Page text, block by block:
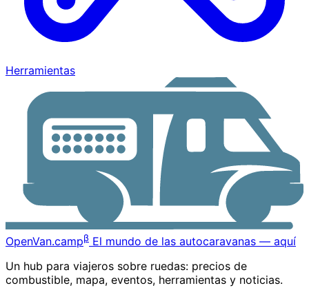
Herramientas
OpenVan.campβ El mundo de las autocaravanas — aquí
Un hub para viajeros sobre ruedas: precios de
combustible, mapa, eventos, herramientas y noticias.